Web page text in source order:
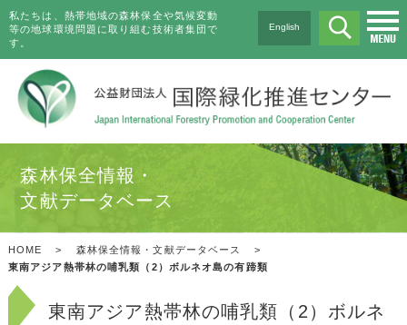
私たちは、熱帯地域の森林保全や気候変動
等の地球環境問題に取り組む技術者集団で
す。
English
森林保全情報・
文献データベース
HOME > 森林保全情報・文献データベース
>
東南アジア熱帯林の哺乳類（2）ボルネオ島の有蹄類
東南アジア熱帯林の哺乳類（2）ボルネ